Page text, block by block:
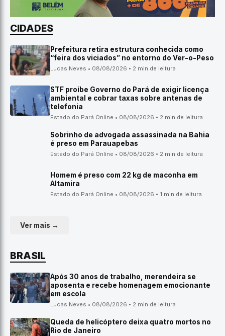
CIDADES
Prefeitura retira estrutura conhecida como
“feira dos viciados” no entorno do Ver-o-Peso
Lucas Neves • 08/08/2026 • 2 min de leitura
STF proíbe Governo do Pará de exigir licença
ambiental e cobrar taxas sobre antenas de
telefonia
Estado do Pará Online • 08/08/2026 • 2 min de leitura
Sobrinho de advogada assassinada na Bahia
é preso em Parauapebas
Estado do Pará Online • 08/08/2026 • 2 min de leitura
Homem é preso com 22 kg de maconha em
Altamira
Estado do Pará Online • 08/08/2026 • 1 min de leitura
Ver mais →
BRASIL
Após 30 anos de trabalho, merendeira se
aposenta e recebe homenagem emocionante
em escola
Lucas Neves • 08/08/2026 • 2 min de leitura
Queda de helicóptero deixa quatro mortos no
Rio de Janeiro